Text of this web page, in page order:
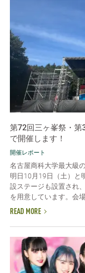
第72回三ヶ峯祭・第
で開催します！
開催レポート
名古屋商科大学最大級
明日10月19日（土）と
設ステージも設置され
を用意しています。会
READ MORE